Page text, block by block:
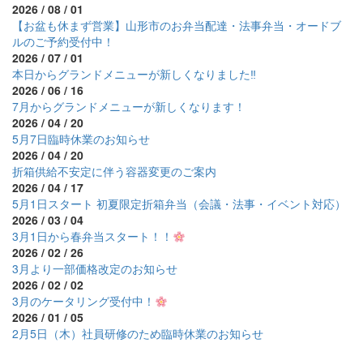
2026 / 08 / 01
【お盆も休まず営業】山形市のお弁当配達・法事弁当・オードブ
ルのご予約受付中！
2026 / 07 / 01
本日からグランドメニューが新しくなりました‼
2026 / 06 / 16
7月からグランドメニューが新しくなります！
2026 / 04 / 20
5月7日臨時休業のお知らせ
2026 / 04 / 20
折箱供給不安定に伴う容器変更のご案内
2026 / 04 / 17
5月1日スタート 初夏限定折箱弁当（会議・法事・イベント対応）
2026 / 03 / 04
3月1日から春弁当スタート！！
2026 / 02 / 26
3月より一部価格改定のお知らせ
2026 / 02 / 02
3月のケータリング受付中！
2026 / 01 / 05
2月5日（木）社員研修のため臨時休業のお知らせ